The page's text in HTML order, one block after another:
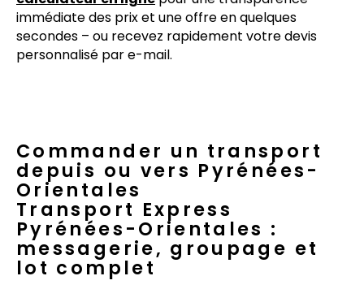
immédiate des prix et une offre en quelques
secondes – ou recevez rapidement votre devis
personnalisé par e-mail.
Commander un transport
depuis ou vers Pyrénées-
Orientales
Transport Express
Pyrénées-Orientales :
messagerie, groupage et
lot complet